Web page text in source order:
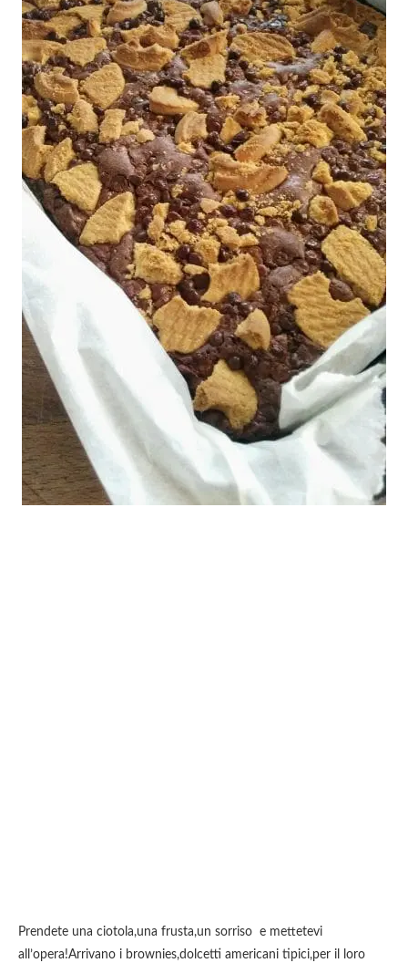
Prendete una ciotola,una frusta,un sorriso e mettetevi
all’opera!Arrivano i brownies,dolcetti americani tipici,per il loro